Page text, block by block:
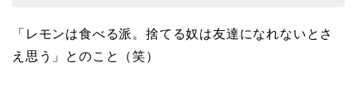
「レモンは食べる派。捨てる奴は友達になれないとさ
え思う」とのこと（笑）